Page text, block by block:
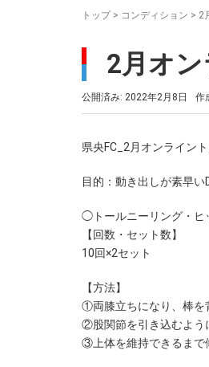
トップ> コンディション > 2
2月オ
公開済み: 2022年2月8日 作
県央FC_2月オンライン
目的：動き出しが素早
◯トールニーリング・ヒ
【回数・セット数】
10回×2セット
【方法】
①両膝立ちになり、棒を
②股関節を引き込むよう
③上体を維持できるまで